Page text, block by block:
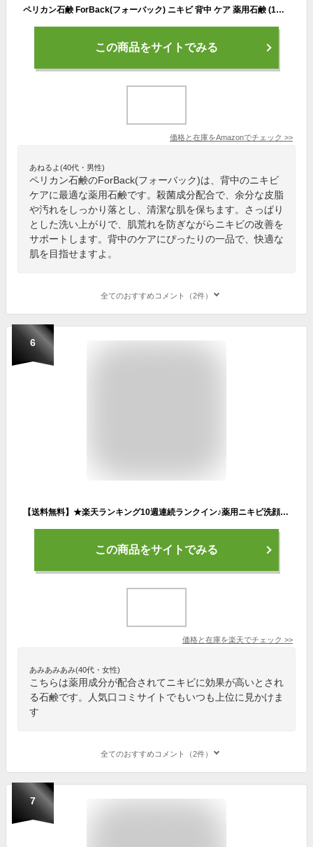
ペリカン石鹸 ForBack(フォーバック) ニキビ 背中 ケア 薬用石鹸 (1個) (1個)
この商品をサイトでみる
価格と在庫をAmazonでチェック >>
あねるよ(40代・男性)
ペリカン石鹸のForBack(フォーバック)は、背中のニキビ
ケアに最適な薬用石鹸です。殺菌成分配合で、余分な皮脂
や汚れをしっかり落とし、清潔な肌を保ちます。さっぱり
とした洗い上がりで、肌荒れを防ぎながらニキビの改善を
サポートします。背中のケアにぴったりの一品で、快適な
肌を目指せますよ。
全てのおすすめコメント（2件）
6
【送料無料】★楽天ランキング10週連続ランクイン♪薬用ニキビ洗顔石けんノンエー3個セット国産 福岡県糸島で作っています★お顔だけでなく背中・胸・全身ニキビケア【あす楽対応】
この商品をサイトでみる
価格と在庫を楽天でチェック >>
あみあみあみ(40代・女性)
こちらは薬用成分が配合されてニキビに効果が高いとされ
る石鹸です。人気口コミサイトでもいつも上位に見かけま
す
全てのおすすめコメント（2件）
7